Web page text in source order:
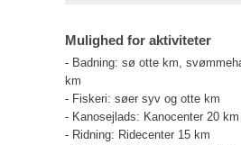
Mulighed for aktiviteter
- Badning: sø otte km,
km
- Fiskeri: søer syv og otte km
- Kanosejlads: Kanocenter 20 km
- Ridning: Ridecenter 15 km